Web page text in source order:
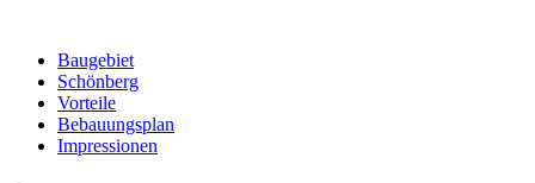
Baugebiet
Schönberg
Vorteile
Bebauungsplan
Impressionen